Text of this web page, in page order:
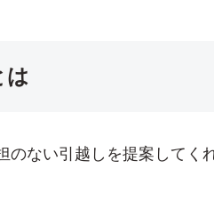
は
ない引越しを提案してく